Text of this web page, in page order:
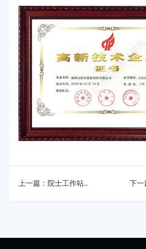
上一篇：院士工作站.. 下一